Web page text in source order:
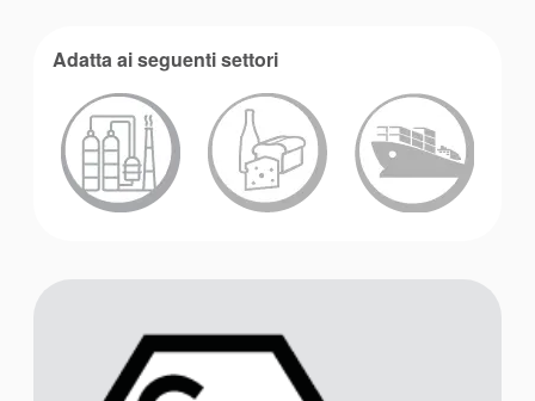
brochure prodotto
Video
Adatta ai seguenti settori